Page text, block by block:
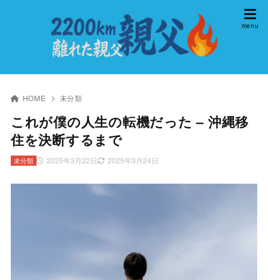
HOME 未分類
これが僕の人生の転機だった – 沖縄移
住を決断するまで
2025年3月22日 2025年3月24日
未分類